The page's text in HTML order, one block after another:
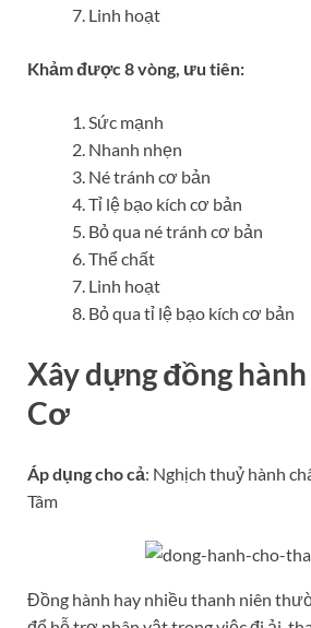
Linh hoạt
Khảm được 8 vòng, ưu tiên:
Sức mạnh
Nhanh nhẹn
Né tránh cơ bản
Tỉ lệ bạo kích cơ bản
Bỏ qua né tránh cơ bản
Thể chất
Linh hoạt
Bỏ qua tỉ lệ bạo kích cơ bản
Xây dựng đồng
Cơ
Áp dụng cho cả: Nghịch thuỷ hành
Tâm
Đồng hành hay nhiều thanh niên